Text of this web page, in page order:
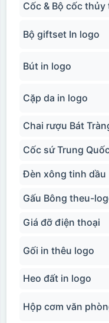
Cốc & Bộ cốc thủy
Bộ giftset In logo
Bút in logo
Cặp da in logo
Chai rượu Bát
Cốc sứ Trung
Đèn xông tinh dầu
Gấu Bông theu-
Giá đỡ điện thoại
Gối in thêu logo
Heo đất in logo
Hộp cơm văn